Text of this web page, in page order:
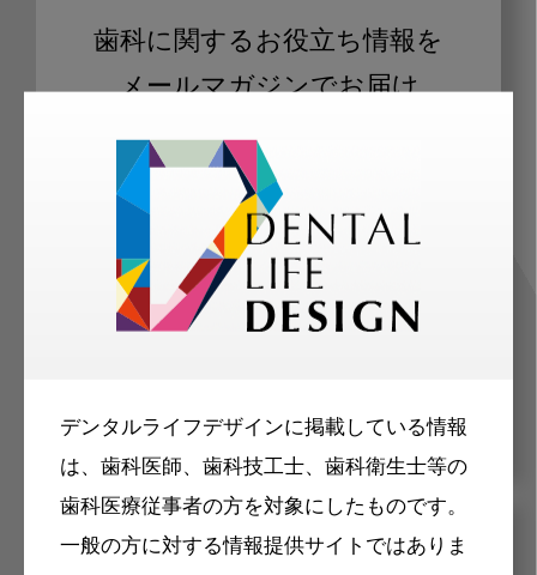
デンタルライフデザインに掲載している情報
は、歯科医師、歯科技工士、歯科衛生士等の
歯科医療従事者の方を対象にしたものです。
一般の方に対する情報提供サイトではありま
歯科に関するお役立ち情報を
メールマガジンでお届け
ご登録いただいた職種（歯科医師、歯
科衛生士、歯科技工士）に合わせた内
容のメールマガジンをお届けします。
メリット